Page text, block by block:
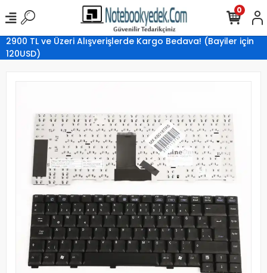
2900 TL ve Üzeri Alışverişlerde Kargo Bedava! (Bayiler için
120USD)
0